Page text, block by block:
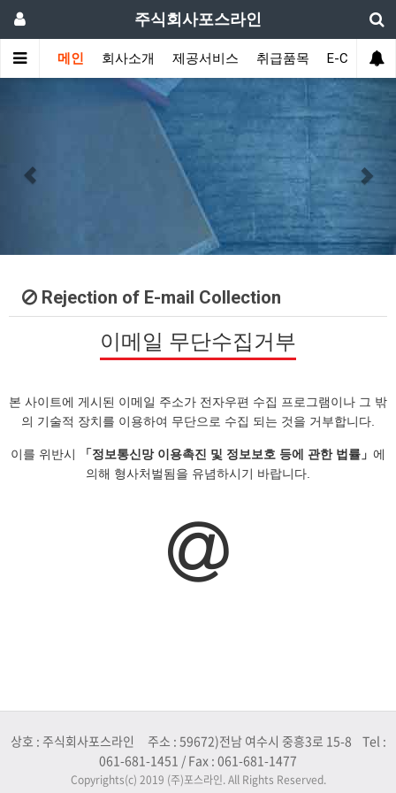
주식회사포스라인
메인 회사소개 제공서비스 취급품목 E-
Rejection of E-mail Collection
이메일 무단수집거부
본 사이트에 게시된 이메일 주소가 전자우편 수집 프로그램이나 그 밖
의 기술적 장치를 이용하여 무단으로 수집 되는 것을 거부합니다.
이를 위반시 「정보통신망 이용촉진 및 정보보호 등에 관한 법률」 에
의해 형사처벌됨을 유념하시기 바랍니다.
상호 : 주식회사포스라인 주소 : 59672)전남 여수시 중흥3로 15-8 Tel :
061-681-1451 / Fax : 061-681-1477
Copyrights(c) 2019 (주)포스라인. All Rights Reserved.